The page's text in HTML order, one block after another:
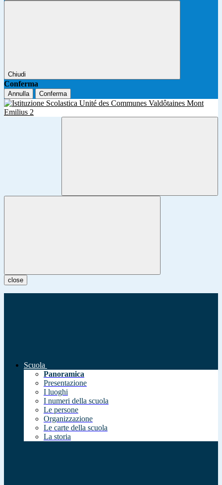
Chiudi
Conferma
Annulla Conferma
close
Scuola
Panoramica
Presentazione
I luoghi
I numeri della scuola
Le persone
Organizzazione
Le carte della scuola
La storia